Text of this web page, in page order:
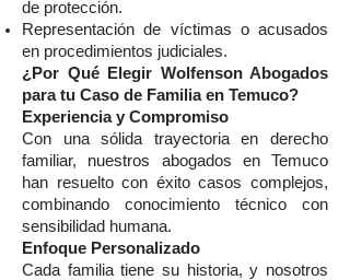
de protección.
Representación de víctimas o acusados
en procedimientos judiciales.
¿Por Qué Elegir Wolfenson Abogados
para tu Caso de Familia en Temuco?
Experiencia y Compromiso
Con una sólida trayectoria en derecho
familiar, nuestros abogados en Temuco
han resuelto con éxito casos complejos,
combinando conocimiento técnico con
sensibilidad humana.
Enfoque Personalizado
Cada familia tiene su historia, y nosotros